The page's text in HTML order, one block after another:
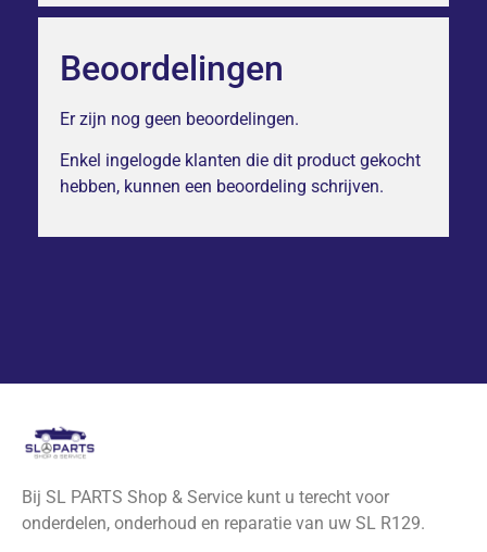
Beoordelingen
Er zijn nog geen beoordelingen.
Enkel ingelogde klanten die dit product gekocht
hebben, kunnen een beoordeling schrijven.
Bij SL PARTS Shop & Service kunt u terecht voor
onderdelen, onderhoud en reparatie van uw SL R129.